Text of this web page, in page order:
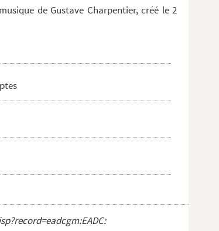
de Gustave Charpentier, créé le 2